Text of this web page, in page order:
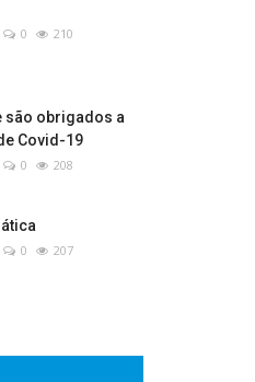
0 210
são obrigados a
Covid-19
0 208
0 207